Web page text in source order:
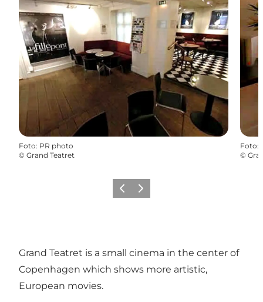
Foto: PR photo
© Grand Teatret
Foto:
©
Vorige Volgende
Grand Teatret is a small cinema in the center of
Copenhagen which shows more artistic,
European movies.